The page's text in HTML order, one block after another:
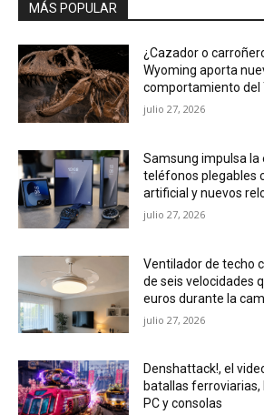
MÁS POPULAR
¿Cazador o
Wyoming aporta
comportamiento del
julio 27, 2026
Samsung impulsa la
teléfonos plegables
artificial y nuevos
julio 27, 2026
Ventilador de techo
de seis velocidades
euros durante la
julio 27, 2026
Denshattack!, el
batallas ferroviarias,
PC y consolas